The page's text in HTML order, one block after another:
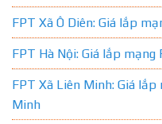
FPT Xã Ô Diên: Giá lắp
FPT Hà Nội: Giá lắp mạng
FPT Xã Liên Minh: Giá
Minh